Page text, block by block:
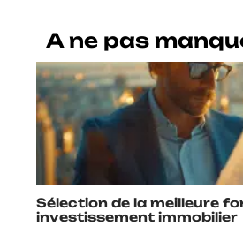
A ne pas
Sélection de la meilleure
investissement immobilier